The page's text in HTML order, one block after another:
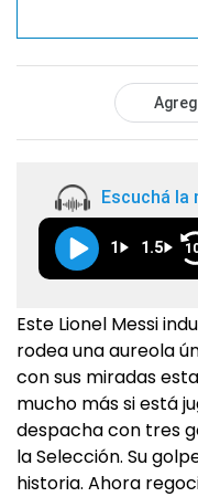
Escuchá
1 1.5
Este Lionel Messi
rodea una aureola
con sus miradas
mucho más si está
despacha con tres
la Selección. Su
historia. Ahora